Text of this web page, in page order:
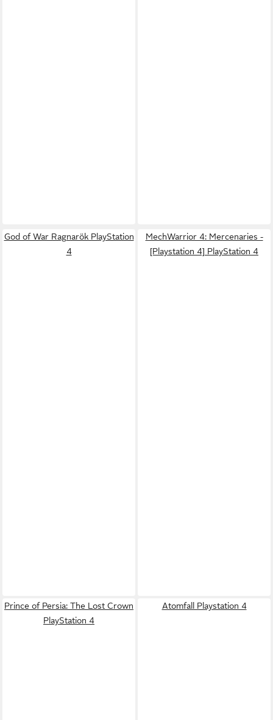
God of War Ragnarök PlayStation
4
MechWarrior 4: Mercenaries -
[Playstation 4] PlayStation 4
Prince of Persia: The Lost Crown
PlayStation 4
Atomfall Playstation 4